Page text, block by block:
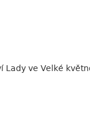
Lady ve Velké